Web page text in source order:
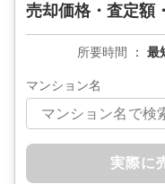
売却価格・査定額
所要時間 最
マンション名
実際に